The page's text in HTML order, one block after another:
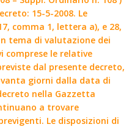
15-5-2008. Le
comma 1, lettera a), e 28,
tema di valutazione dei
comprese le relative
dal presente decreto,
giorni dalla data di
nella Gazzetta
a trovare
Le disposizioni di